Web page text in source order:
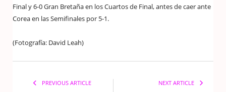
Final y 6-0 Gran Bretaña en los Cuartos de Final, antes de caer ante
Corea en las Semifinales por 5-1.
(Fotografía: David Leah)
PREVIOUS ARTICLE NEXT ARTICLE